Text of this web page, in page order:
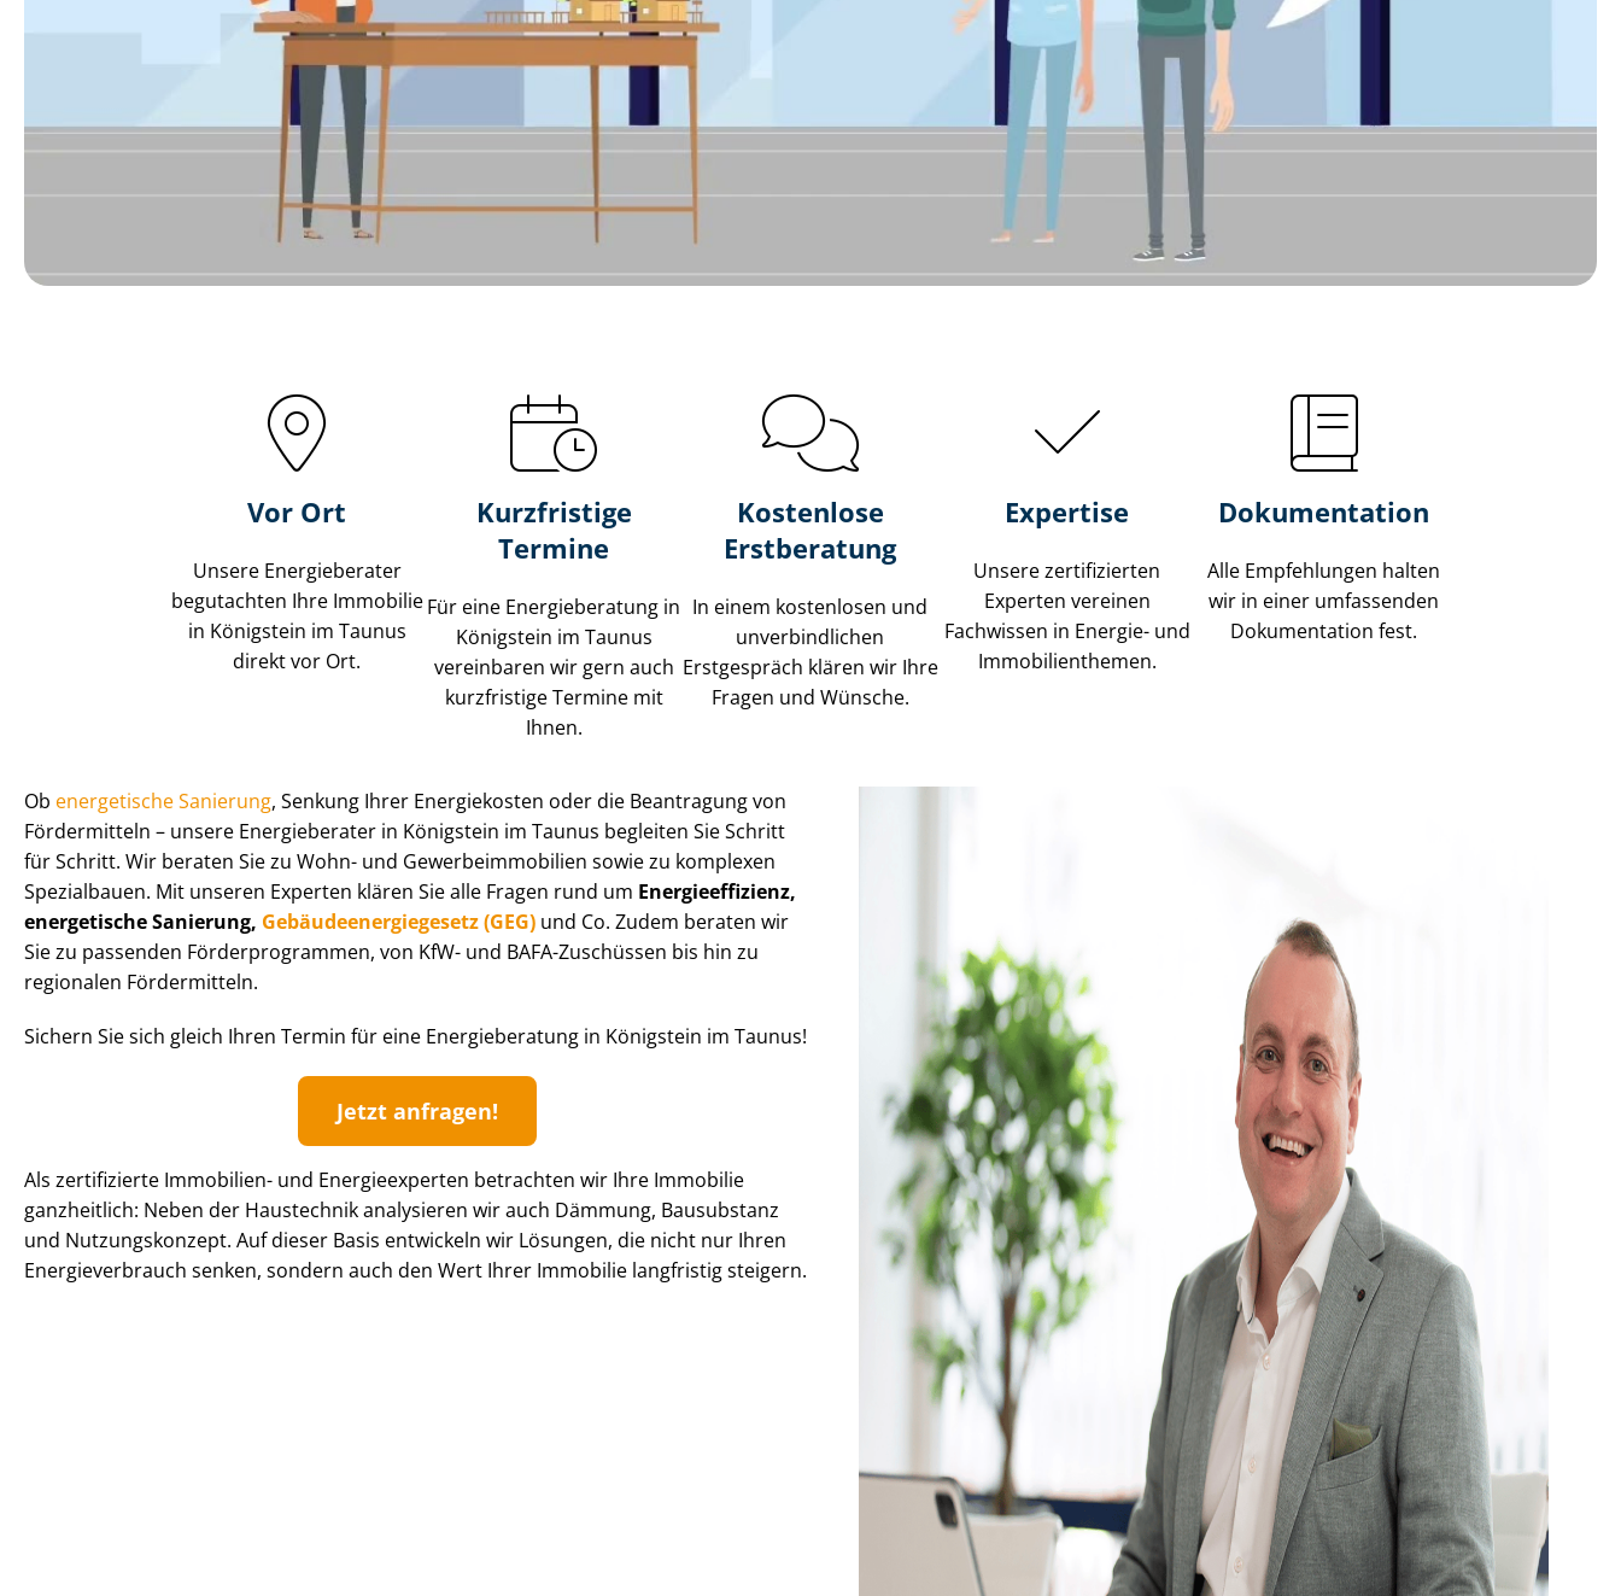
Vor Ort
Unsere Energieberater
begutachten Ihre Immobilie
in Königstein im Taunus
direkt vor Ort.
Kurzfristige
Termine
Für eine Energieberatung in
Königstein im Taunus
vereinbaren wir gern auch
kurzfristige Termine mit
Ihnen.
Kostenlose
Erstberatung
In einem kostenlosen und
unverbindlichen
Erstgespräch klären wir Ihre
Fragen und Wünsche.
Expertise
Unsere zertifizierten
Experten vereinen
Fachwissen in Energie- und
Im­mo­bi­li­en­the­men.
Dokumentation
Alle Empfehlungen halten
wir in einer umfassenden
Dokumentation fest.
Ob energetische Sanierung, Senkung Ihrer Energiekosten oder die Beantragung von
Fördermitteln – unsere Energieberater in Königstein im Taunus begleiten Sie Schritt
für Schritt. Wir beraten Sie zu Wohn- und Ge­wer­be­im­mo­bi­li­en sowie zu komplexen
Spezialbauen. Mit unseren Experten klären Sie alle Fragen rund um En­er­gie­ef­fi­zi­enz,
energetische Sanierung, Ge­bäu­de­en­er­gie­ge­setz (GEG) und Co. Zudem beraten wir
Sie zu passenden För­der­pro­gram­men, von KfW- und BAFA-Zuschüssen bis hin zu
regionalen Fördermitteln.
Sichern Sie sich gleich Ihren Termin für eine Energieberatung in Königstein im Taunus!
Jetzt anfragen!
Als zertifizierte Immobilien- und Energieexperten betrachten wir Ihre Immobilie
ganzheitlich: Neben der Haustechnik analysieren wir auch Dämmung, Bausubstanz
und Nutzungskonzept. Auf dieser Basis entwickeln wir Lösungen, die nicht nur Ihren
En­er­gie­ver­brauch senken, sondern auch den Wert Ihrer Immobilie langfristig steigern.